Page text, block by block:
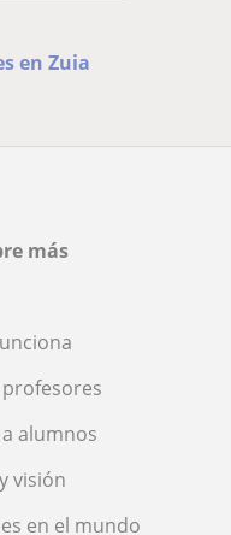
en Zuia
más
alumnos
visión
en el mundo